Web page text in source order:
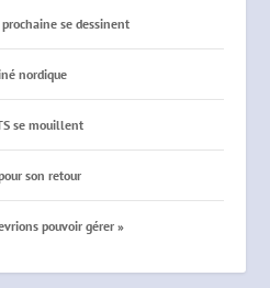
se dessinent
nordique
se mouillent
son retour
pouvoir gérer »